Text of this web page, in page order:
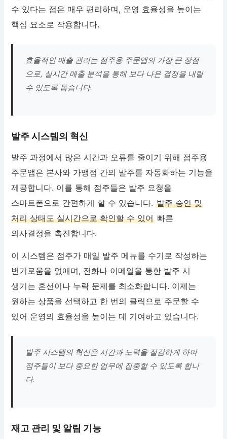
수 있다는 점은 매우 편리하며, 운영 효율성을 높이는
핵심 요소로 작용합니다.
효율적인 매출 관리는 점주용 주문앱의 가장 큰 장점
으로, 실시간 매출 분석을 통해 보다 나은 결정을 내릴
수 있도록 돕습니다.
발주 시스템의 혁신
발주 과정에서 많은 시간과 오류를 줄이기 위해 점주용
주문앱은 본사와 가맹점 간의 발주를 자동화하는 기능을
제공합니다. 이를 통해 점주들은 발주 요청을
스마트폰으로 간편하게 할 수 있습니다.발주 승인 및
처리 상태도 실시간으로 확인할 수 있어 빠른
의사결정을 촉진합니다.
이 시스템은 점주가 매일 발주 메뉴를 수기로 작성하는
번거로움을 없애며, 전화나 이메일을 통한 발주 시
생기는 혼선이나 누락 문제를 최소화합니다. 이제는
원하는 상품을 선택하고 한 번의 클릭으로 주문할 수
있어 운영의 효율성을 높이는 데 기여하고 있습니다.
발주 시스템의 혁신은 시간과 노력을 절감하게 하여
점주들이 보다 중요한 업무에 집중할 수 있도록 합니
다.
재고 관리 및 알림 기능